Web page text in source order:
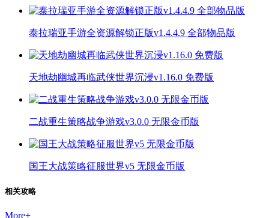
泰拉瑞亚手游全资源解锁正版v1.4.4.9 全部物品版
天地劫幽城再临武侠世界沉浸v1.16.0 免费版
二战重生策略战争游戏v3.0.0 无限金币版
国王大战策略征服世界v5 无限金币版
相关攻略
More+